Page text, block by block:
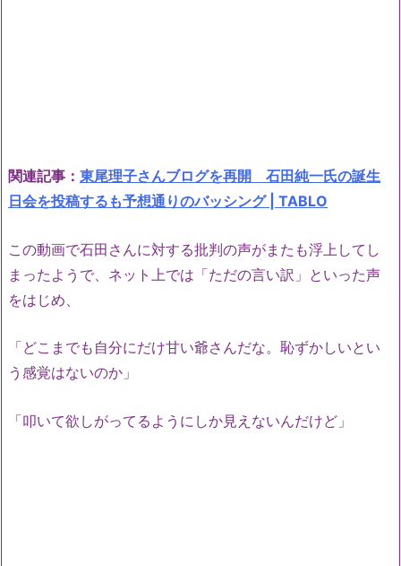
関連記事： 東尾理子さんブログを再開 石田純一氏の誕生
日会を投稿するも予想通りのバッシング | TABLO
この動画で石田さんに対する批判の声がまたも浮上してし
まったようで、ネット上では「ただの言い訳」といった声
をはじめ、
「どこまでも自分にだけ甘い爺さんだな。恥ずかしいとい
う感覚はないのか」
「叩いて欲しがってるようにしか見えないんだけど」